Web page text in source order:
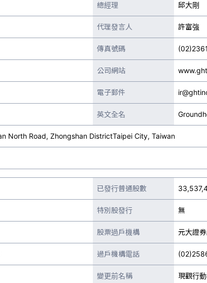
總經理 邱大剛
代理發言人 許富強
傳真號碼
公司網站
電子郵件
英文全名
North Road, Zhongshan DistrictTaipei City, Taiwan
已發行普通股數
特別股發行 無
股票過戶機構 元大證
過戶機構電話
變更前名稱 現觀行